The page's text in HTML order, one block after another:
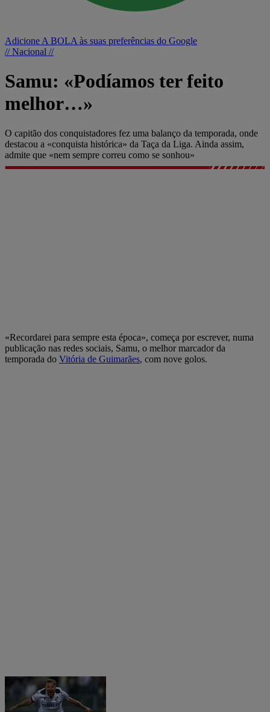
Adicione A BOLA às suas preferências do Google
// Nacional //
Samu: «Podíamos ter feito
melhor…»
O capitão dos conquistadores fez uma balanço da temporada, onde
destacou a «conquista histórica» da Taça da Liga. Ainda assim,
admite que «nem sempre correu como se sonhou»
«Recordarei para sempre esta época», começa por escrever, numa
publicação nas redes sociais, Samu, o melhor marcador da
temporada do Vitória de Guimarães, com nove golos.